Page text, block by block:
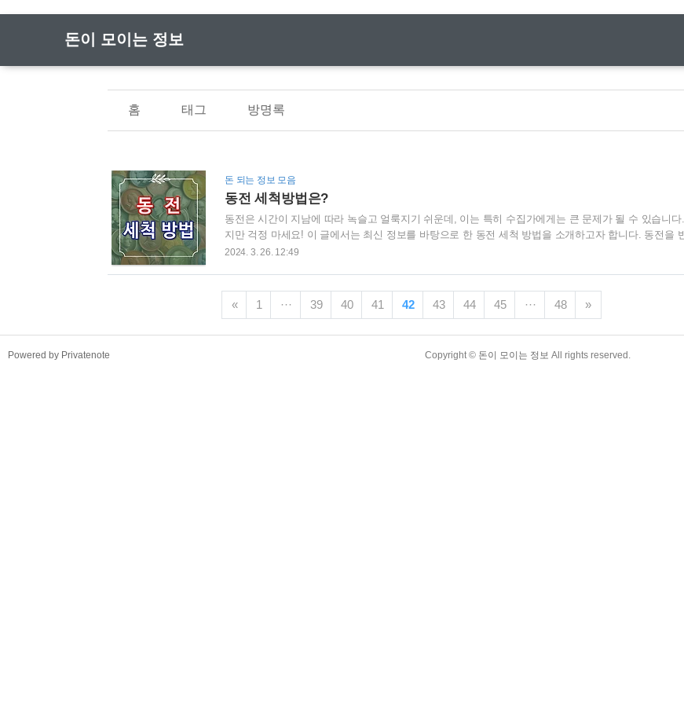
돈이 모이는 정보
홈 태그 방명록
돈 되는 정보 모음
동전 세척방법은?
동전은 시간이 지남에 따라 녹슬고 얼룩지기 쉬운데, 이는 특히 수집가에게는 큰 문제가 될 수 있습니다
지만 걱정 마세요! 이 글에서는 최신 정보를 바탕으로 한 동전 세척 방법을 소개하고자 합니다. 동전을
반짝 빛나게 만들고 싶은 분들을 위한 이 가이드는 단순한 세척 방법에서부터 전문적인 팁까지 모두 담
칫솔 또는 면봉 (옵션) - 식초와 소금 (특정 방법에 한함) - 베이킹 소다 (특정 방법에 한함) 2. 기본 세척 방
2024. 3. 26. 12:49
« 1 ··· 39 40 41 42 43 44 45 ··· 48 »
Powered by Privatenote Copyright © 돈이 모이는 정보 All rights reserved.
TistoryWhaleSkin3.4